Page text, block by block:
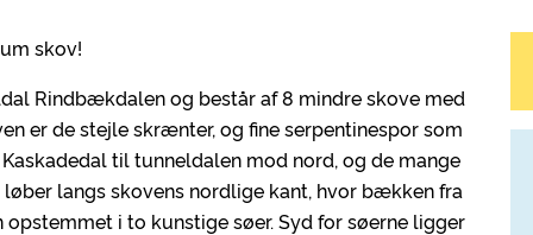
skov!
Rindbækdalen og består af 8 mindre skove med
er de stejle skrænter, og fine serpentinespor som
til tunneldalen mod nord, og de mange
langs skovens nordlige kant, hvor bækken fra
i to kunstige søer. Syd for søerne ligger